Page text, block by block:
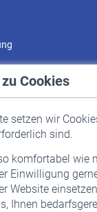
Cookies
setzen wir
sind.
komfortabel wie
Einwilligung
Website
Ihnen